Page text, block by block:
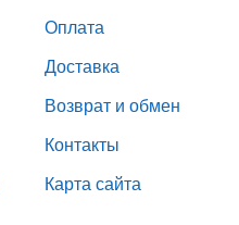
Оплата
Доставка
Возврат и обмен
Контакты
Карта сайта